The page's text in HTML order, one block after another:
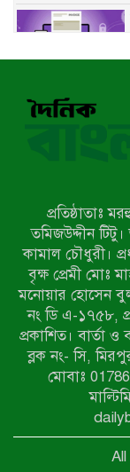
প্রতিষ্ঠাতাঃ
তমিজউদ্দীন
কামাল চৌধুরী।
বৃক্ষ প্রেমী মোঃ
মনোয়ার হোসেন
নং ডি এ-১৭৫৮,
প্রকাশিত। বার্তা
ব্লক নং- সি,
মোবাঃ